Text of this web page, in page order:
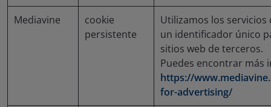
Mediavine
cookie
persistente
Utilizamos los
un identificador único
sitios web de terceros.
Puedes encontrar más
https://
for-advertising/